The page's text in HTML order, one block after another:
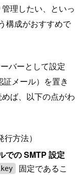
理したい、といっ
構成がおすすめで
バーとして設定
メール）を置き
ば、以下の点がわ
行方法）
の SMTP 設定
固定であるこ